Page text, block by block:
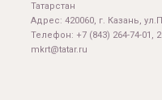
Татарстан
Адрес: 420060, г. Казань,
Телефон: +7 (843) 264-74-01,
mkrt@tatar.ru